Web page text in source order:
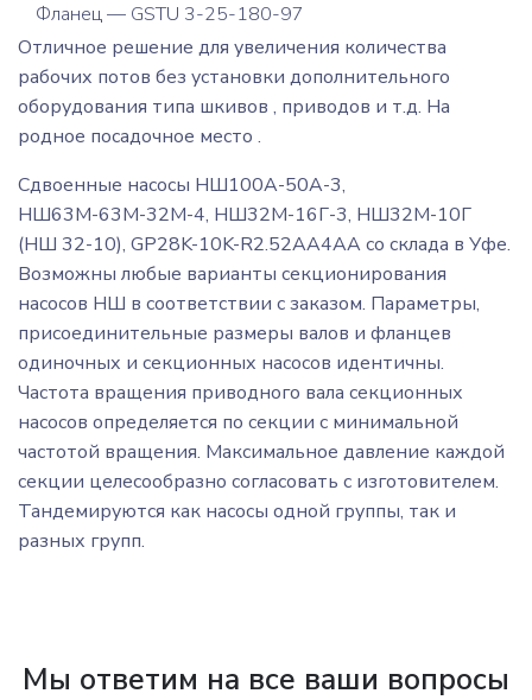
Фланец — GSTU 3-25-180-97
Отличное решение для увеличения количества
рабочих потов без установки дополнительного
оборудования типа шкивов , приводов и т.д. На
родное посадочное место .
Сдвоенные насосы НШ100А-50А-3,
НШ63М-63М-32М-4, НШ32М-16Г-3, НШ32M-10Г
(НШ 32-10), GP28K-10K-R2.52AA4AA со склада в Уфе.
Возможны любые варианты секционирования
насосов НШ в соответствии с заказом. Параметры,
присоединительные размеры валов и фланцев
одиночных и секционных насосов идентичны.
Частота вращения приводного вала секционных
насосов определяется по секции с минимальной
частотой вращения. Максимальное давление каждой
секции целесообразно согласовать с изготовителем.
Тандемируются как насосы одной группы, так и
разных групп.
Мы ответим на все ваши вопросы